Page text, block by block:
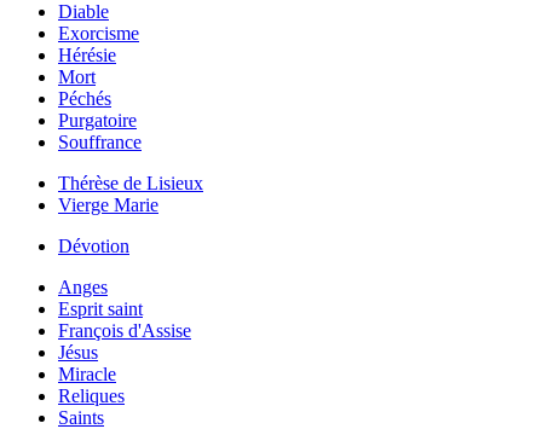
Diable
Exorcisme
Hérésie
Mort
Péchés
Purgatoire
Souffrance
Thérèse de Lisieux
Vierge Marie
Dévotion
Anges
Esprit saint
François d'Assise
Jésus
Miracle
Reliques
Saints